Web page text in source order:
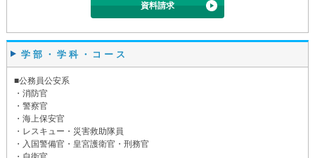
資料請求
学部・学科・コース
■公務員公安系
・消防官
・警察官
・海上保安官
・レスキュー・災害救助隊員
・入国警備官・皇宮護衛官・刑務官